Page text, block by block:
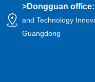
>Dongguan
and Technology
Guangdong